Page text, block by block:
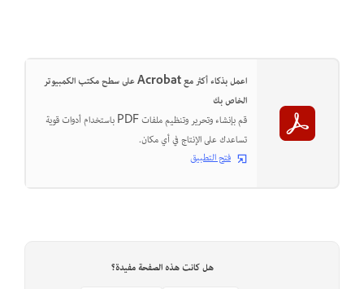
اعمل بذكاء أكثر مع Acrobat على سطح مكتب الكمبيوتر
الخاص بك
قم بإنشاء وتحرير وتنظيم ملفات PDF باستخدام أدوات قوية
تساعدك على الإنتاج في أي مكان.
فتح التطبيق
هل كانت هذه الصفحة مفيدة؟